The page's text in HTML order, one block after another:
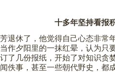
十多年坚持看报
退休了，他觉得自己心态非常
作夕阳里的一抹红晕，认为只
了几份报纸，开始了对知识贪
佚事，甚至一些朝代野史，都